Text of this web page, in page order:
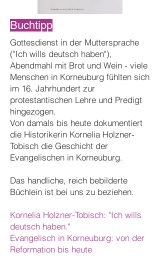
Buchtipp
Gottesdienst in der Muttersprache
("Ich wills deutsch haben"),
Abendmahl mit Brot und Wein - viele
Menschen in Korneuburg fühlten sich
im 16. Jahrhundert zur
protestantischen Lehre und Predigt
hingezogen.
Von damals bis heute dokumentiert
die Historikerin Kornelia Holzner-
Tobisch die Geschicht der
Evangelischen in Korneuburg.
Das handliche, reich bebilderte
Büchlein ist bei uns zu beziehen.
Kornelia Holzner-Tobisch: "Ich wills
deutsch haben."
Evangelisch in Korneuburg: von der
Reformation bis heute